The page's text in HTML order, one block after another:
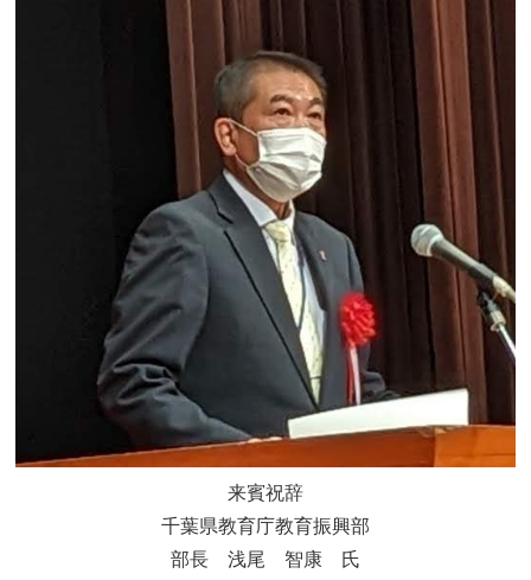
来賓祝辞
千葉県教育庁教育振興部
部長 浅尾 智康 氏